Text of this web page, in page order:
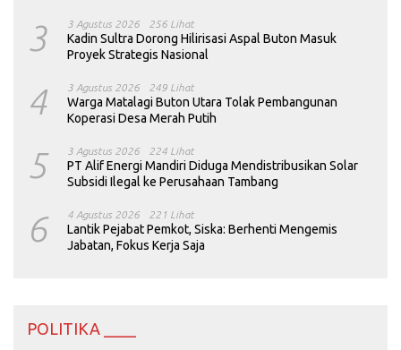
3 3 Agustus 2026 256 Lihat
Kadin Sultra Dorong Hilirisasi Aspal Buton Masuk
Proyek Strategis Nasional
4 3 Agustus 2026 249 Lihat
Warga Matalagi Buton Utara Tolak Pembangunan
Koperasi Desa Merah Putih
5 3 Agustus 2026 224 Lihat
PT Alif Energi Mandiri Diduga Mendistribusikan Solar
Subsidi Ilegal ke Perusahaan Tambang
6 4 Agustus 2026 221 Lihat
Lantik Pejabat Pemkot, Siska: Berhenti Mengemis
Jabatan, Fokus Kerja Saja
POLITIKA ____